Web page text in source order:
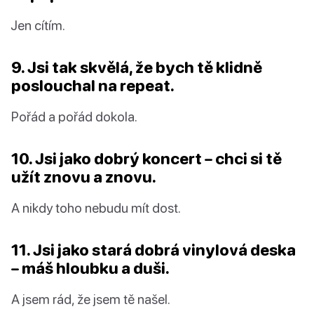
Jen cítím.
9. Jsi tak skvělá, že bych tě klidně
poslouchal na repeat.
Pořád a pořád dokola.
10. Jsi jako dobrý koncert – chci si tě
užít znovu a znovu.
A nikdy toho nebudu mít dost.
11. Jsi jako stará dobrá vinylová deska
– máš hloubku a duši.
A jsem rád, že jsem tě našel.